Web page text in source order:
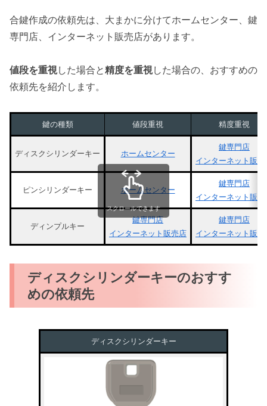
合鍵作成の依頼先は、大まかに分けてホームセンター、鍵
専門店、インターネット販売店があります。
値段を重視した場合と精度を重視した場合の、おすすめの
依頼先を紹介します。
鍵の種類 値段重視 精度重視
ディスクシリンダーキー ホームセンター
鍵専門店
インターネット販売
ピンシリンダーキー ホームセンター
鍵専門店
インターネット販売
ディンプルキー
鍵専門店
インターネット販売店
鍵専門店
インターネット販売
スクロールできます
ディスクシリンダーキーのおすす
めの依頼先
ディスクシリンダーキー